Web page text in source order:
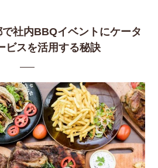
社内BBQイベントにケータ
ビスを活用する秘訣